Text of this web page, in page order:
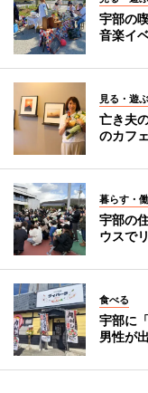
宇部の
音楽イ
見る・遊ぶ
亡き夫
のカフ
暮らす・
宇部の
ウスで
食べる
宇部に
男性が